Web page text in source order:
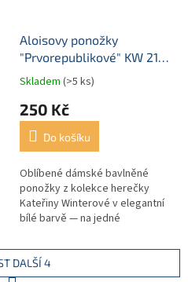
Aloisovy ponožky
"Prvorepublikové" KW 21
bílé
Skladem (>5 ks)
250 Kč
Do košíku
Oblíbené dámské bavlněné
ponožky z kolekce herečky
Kateřiny Winterové v elegantní
bílé barvě — na jedné
motiv dobového...
DALŠÍ 4